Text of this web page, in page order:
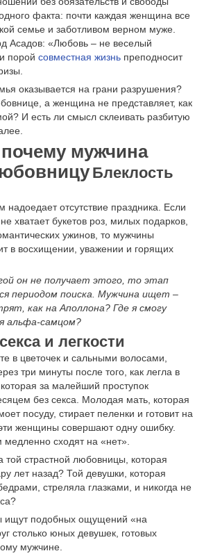
факта: почти каждая женщина все
семье и заботливом верном муже.
Асадов: «Любовь – не веселый
порой совместная жизнь преподносит
оказывается на грани разрушения?
а женщина не представляет, как
И есть ли смысл склеивать разбитую
мужчина
Блеклость
отсутствие праздника. Если
хватает букетов роз, милых подарков,
ужинов, то мужчины
в восхищении, уважении и горящих
он не получает этого, то этап
периодом поиска. Мужчина ищет –
как на Аполлона? Где я смогу
альфа-самцом?
и легкости
в цветочек и сальными волосами,
три минуты после того, как легла в
за малейший проступок
без секса. Молодая мать, которая
посуду, стирает пеленки и готовит на
женщины совершают одну ошибку.
сходят на «нет».
той страстной любовницы, которая
лет назад? Той девушки, которая
стреляла глазками, и никогда не
ищут подобных ощущений «на
столько юных девушек, готовых
мужчине.